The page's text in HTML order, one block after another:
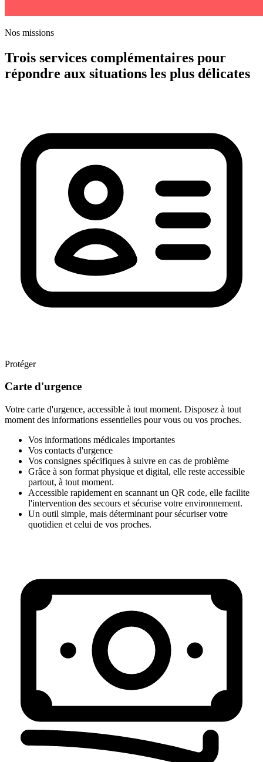
Nos missions
Trois services complémentaires pour
répondre aux situations les plus délicates
Protéger
Carte d'urgence
Votre carte d'urgence, accessible à tout moment. Disposez à tout
moment des informations essentielles pour vous ou vos proches.
Vos informations médicales importantes
Vos contacts d'urgence
Vos consignes spécifiques à suivre en cas de problème
Grâce à son format physique et digital, elle reste accessible
partout, à tout moment.
Accessible rapidement en scannant un QR code, elle facilite
l'intervention des secours et sécurise votre environnement.
Un outil simple, mais déterminant pour sécuriser votre
quotidien et celui de vos proches.